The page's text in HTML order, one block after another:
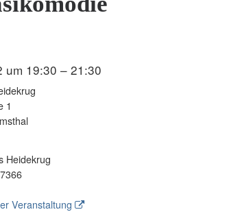
um 19:30 – 21:30
1
Heidekrug
Veranstaltung